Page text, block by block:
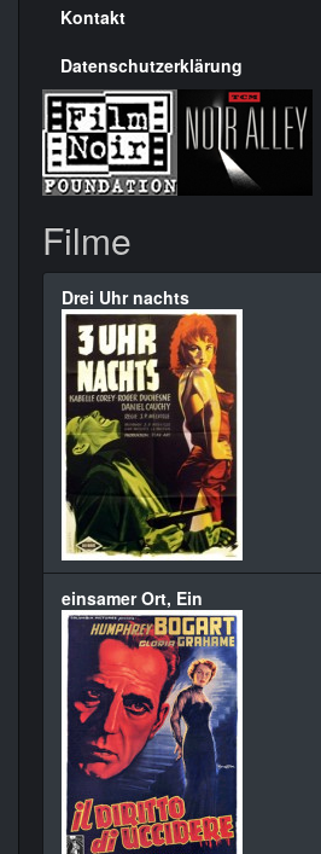
Kontakt
Datenschutzerklärung
Filme
Drei Uhr nachts
einsamer Ort, Ein